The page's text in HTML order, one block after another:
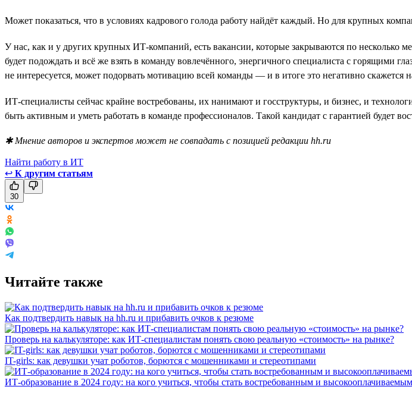
Может показаться, что в условиях кадрового голода работу найдёт каждый. Но для крупных
У нас, как и у других крупных ИТ-компаний, есть вакансии, которые закрываются по несколько
будет подождать и всё же взять в команду вовлечённого, энергичного специалиста с горящими
не интересуется, может подорвать мотивацию всей команды — и в итоге это негативно скажется
ИТ-специалисты сейчас крайне востребованы, их нанимают и госструктуры, и бизнес, и
быть активным и уметь работать в команде профессионалов. Такой кандидат с гарантией будет
✱ Мнение авторов и экспертов может не совпадать с позицией редакции hh.ru
Найти работу в ИТ
↩ К другим статьям
30
Читайте также
Как подтвердить навык на hh.ru и прибавить очков к резюме
Проверь на калькуляторе: как ИТ-специалистам понять свою реальную «стоимость» на рынке?
IT-girls: как девушки учат роботов, борются с мошенниками и стереотипами
ИТ-образование в 2024 году: на кого учиться, чтобы стать востребованным и